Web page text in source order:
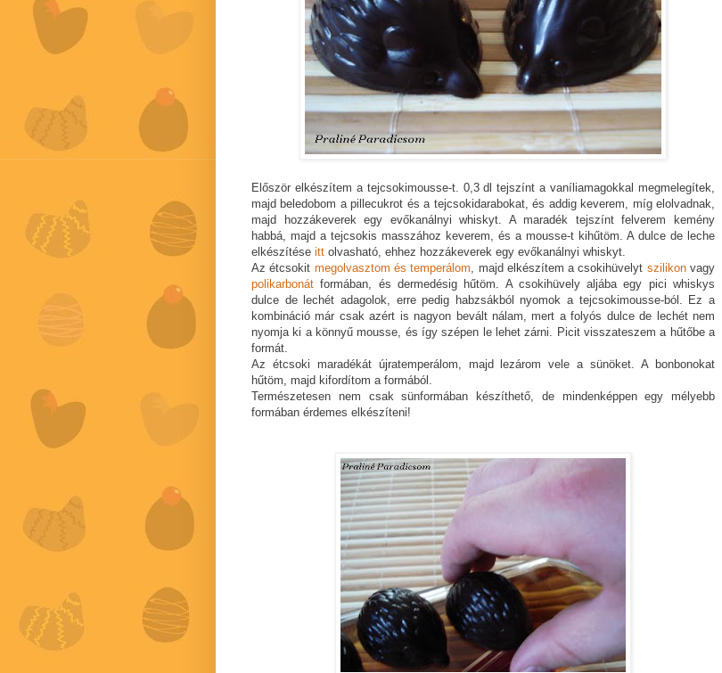
Először elkészítem a tejcsokimousse-t. 0,3 dl tejszínt a vaníliamagokkal megmelegítek,
majd beledobom a pillecukrot és a tejcsokidarabokat, és addig keverem, míg elolvadnak,
majd hozzákeverek egy evőkanálnyi whiskyt. A maradék tejszínt felverem kemény
habbá, majd a tejcsokis masszához keverem, és a mousse-t kihűtöm. A dulce de leche
elkészítése itt olvasható, ehhez hozzákeverek egy evőkanálnyi whiskyt.
Az étcsokit megolvasztom és temperálom, majd elkészítem a csokihüvelyt szilikonvagy
polikarbonát formában, és dermedésig hűtöm. A csokihüvely aljába egy pici whiskys
dulce de lechét adagolok, erre pedig habzsákból nyomok a tejcsokimousse-ból. Ez a
kombináció már csak azért is nagyon bevált nálam, mert a folyós dulce de lechét nem
nyomja ki a könnyű mousse, és így szépen le lehet zárni. Picit visszateszem a hűtőbe a
formát.
Az étcsoki maradékát újratemperálom, majd lezárom vele a sünöket. A bonbonokat
hűtöm, majd kifordítom a formából.
Természetesen nem csak sünformában készíthető, de mindenképpen egy mélyebb
formában érdemes elkészíteni!